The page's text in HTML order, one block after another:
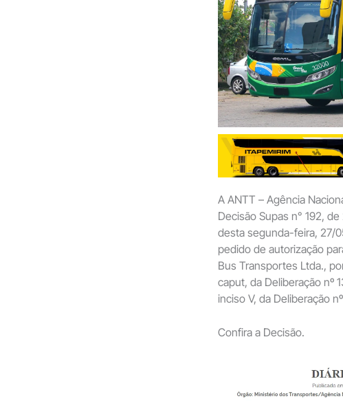
A ANTT – Agência
Decisão Supas n° 192,
desta segunda-feira, 27/
pedido de autorização
Bus Transportes Ltda.,
caput, da Deliberação nº
inciso V, da Deliberação
Confira a Decisão.